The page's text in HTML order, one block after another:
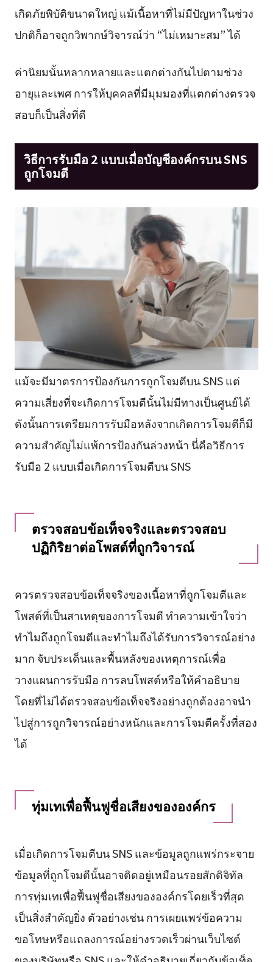
เกิดภัยพิบัติขนาดใหญ่ แม้เนื้อหาที่ไม่มีปัญหาในช่วง
ปกติก็อาจถูกวิพากษ์วิจารณ์ว่า “ไม่เหมาะสม” ได้
ค่านิยมนั้นหลากหลายและแตกต่างกันไปตามช่วง
อายุและเพศ การให้บุคคลที่มีมุมมองที่แตกต่างตรวจ
สอบก็เป็นสิ่งที่ดี
วิธีการรับมือ 2 แบบเมื่อบัญชีองค์กรบน SNS
ถูกโจมตี
แม้จะมีมาตรการป้องกันการถูกโจมตีบน SNS แต่
ความเสี่ยงที่จะเกิดการโจมตีนั้นไม่มีทางเป็นศูนย์ได้
ดังนั้นการเตรียมการรับมือหลังจากเกิดการโจมตีก็มี
ความสำคัญไม่แพ้การป้องกันล่วงหน้า นี่คือวิธีการ
รับมือ 2 แบบเมื่อเกิดการโจมตีบน SNS
ตรวจสอบข้อเท็จจริงและตรวจสอบ
ปฏิกิริยาต่อโพสต์ที่ถูกวิจารณ์
ควรตรวจสอบข้อเท็จจริงของเนื้อหาที่ถูกโจมตีและ
โพสต์ที่เป็นสาเหตุของการโจมตี ทำความเข้าใจว่า
ทำไมถึงถูกโจมตีและทำไมถึงได้รับการวิจารณ์อย่าง
มาก จับประเด็นและพื้นหลังของเหตุการณ์เพื่อ
วางแผนการรับมือ การลบโพสต์หรือให้คำอธิบาย
โดยที่ไม่ได้ตรวจสอบข้อเท็จจริงอย่างถูกต้องอาจนำ
ไปสู่การถูกวิจารณ์อย่างหนักและการโจมตีครั้งที่สอง
ได้
ทุ่มเทเพื่อฟื้นฟูชื่อเสียงขององค์กร
เมื่อเกิดการโจมตีบน SNS และข้อมูลถูกแพร่กระจาย
ข้อมูลที่ถูกโจมตีนั้นอาจติดอยู่เหมือนรอยสักดิจิทัล
การทุ่มเทเพื่อฟื้นฟูชื่อเสียงขององค์กรโดยเร็วที่สุด
เป็นสิ่งสำคัญยิ่ง ตัวอย่างเช่น การเผยแพร่ข้อความ
ขอโทษหรือแถลงการณ์อย่างรวดเร็วผ่านเว็บไซต์